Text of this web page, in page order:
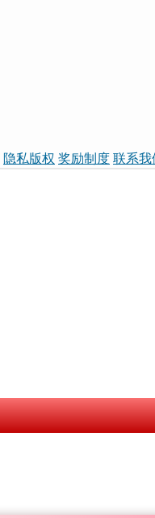
隐私版权 奖励制度 联系我